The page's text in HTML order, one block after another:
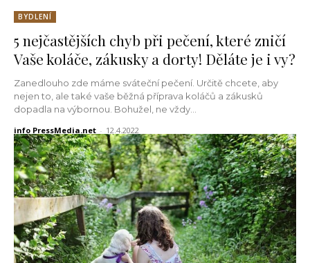
BYDLENÍ
5 nejčastějších chyb při pečení, které zničí
Vaše koláče, zákusky a dorty! Děláte je i vy?
Zanedlouho zde máme sváteční pečení. Určitě chcete, aby
nejen to, ale také vaše běžná příprava koláčů a zákusků
dopadla na výbornou. Bohužel, ne vždy...
info PressMedia.net - 12.4.2022